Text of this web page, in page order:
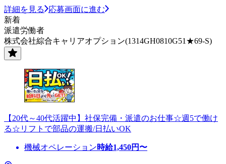
詳細を見る
応募画面に進む
新着
派遣労働者
株式会社綜合キャリアオプション(1314GH0810G51★69-S)
【20代～40代活躍中】社保完備・派遣のお仕事☆週5で働け
る☆リフトで部品の運搬/日払いOK
機械オペレーション時給1,450円〜